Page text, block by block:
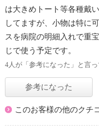
は大きめトート等各種戴
してますが、小物は特に
スを病院の明細入れで重
じで使う予定です。
4人が「参考になった」と言
参考になった
このお客様の他のクチ